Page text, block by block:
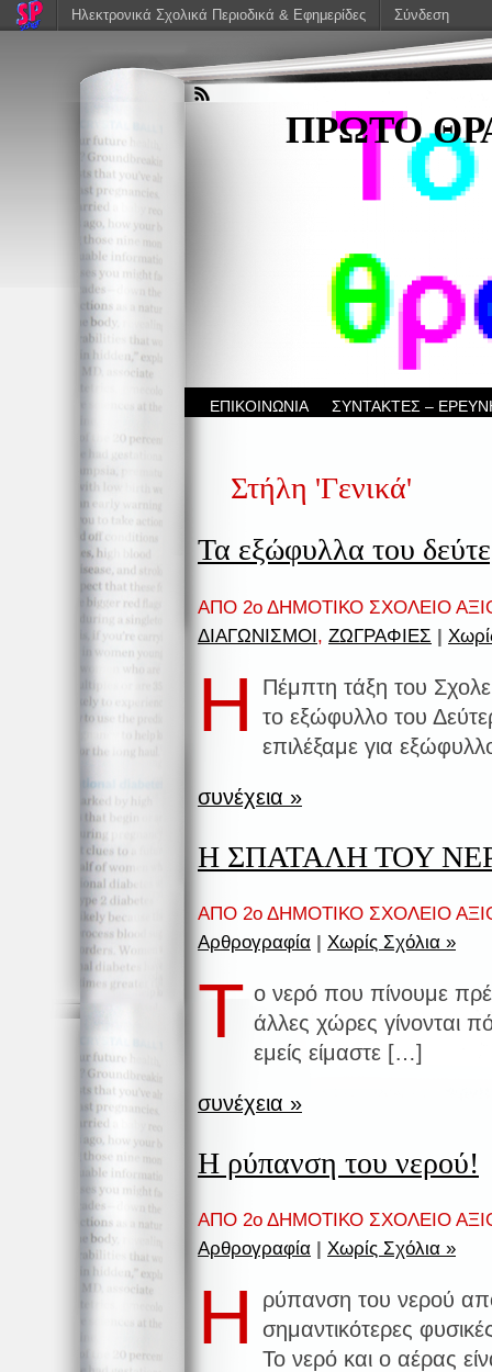
ΠΡΩΤΟ
ΕΠΙΚΟΙΝΩΝΙΑ ΣΥΝΤΑΚΤΕΣ –
Στήλη 'Γενικά'
Τα εξώφυλλα του
ΑΠΟ 2ο ΔΗΜΟΤΙΚΟ ΣΧΟΛΕΙΟ
ΔΙΑΓΩΝΙΣΜΟΙ, ΖΩΓΡΑΦΙΕΣ |
Η
Πέμπτη τάξη του
το εξώφυλλο του
επιλέξαμε για
συνέχεια »
Η ΣΠΑΤΑΛΗ ΤΟΥ
ΑΠΟ 2ο ΔΗΜΟΤΙΚΟ ΣΧΟΛΕΙΟ
Αρθρογραφία | Χωρίς Σχόλια »
Τ ο νερό που πίνουμε
άλλες χώρες γίνονται
εμείς είμαστε […]
συνέχεια »
Η ρύπανση του νερού!
ΑΠΟ 2ο ΔΗΜΟΤΙΚΟ ΣΧΟΛΕΙΟ
Αρθρογραφία | Χωρίς Σχόλια »
Η
ρύπανση του νερού
σημαντικότερες
Το νερό και ο αέρας
Ηλεκτρονικά Σχολικά Περιοδικά & Εφημερίδες Σύνδεση